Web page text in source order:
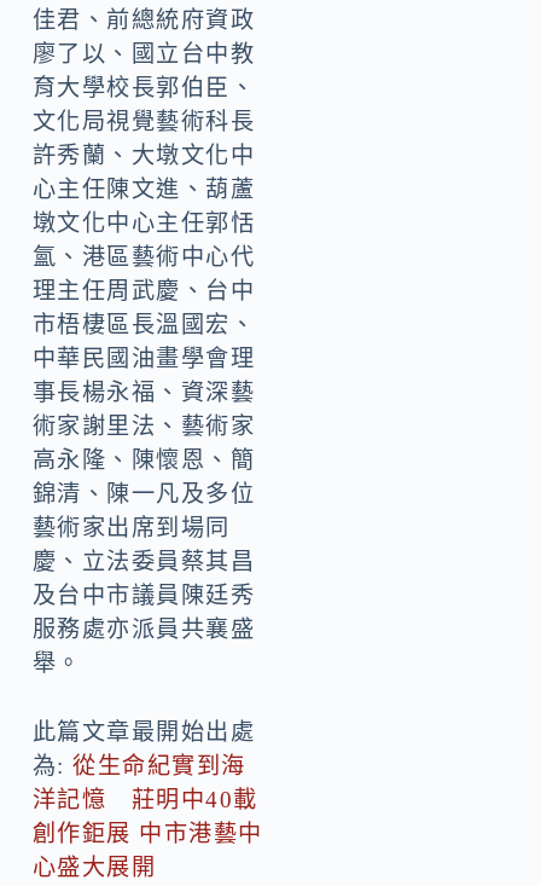
佳君、前總統府資政
廖了以、國立台中教
育大學校長郭伯臣、
文化局視覺藝術科長
許秀蘭、大墩文化中
心主任陳文進、葫蘆
墩文化中心主任郭恬
氳、港區藝術中心代
理主任周武慶、台中
市梧棲區長溫國宏、
中華民國油畫學會理
事長楊永福、資深藝
術家謝里法、藝術家
高永隆、陳懷恩、簡
錦清、陳一凡及多位
藝術家出席到場同
慶、立法委員蔡其昌
及台中市議員陳廷秀
服務處亦派員共襄盛
舉。
此篇文章最開始出處
為:從生命紀實到海
洋記憶 莊明中40載
創作鉅展 中市港藝中
心盛大展開